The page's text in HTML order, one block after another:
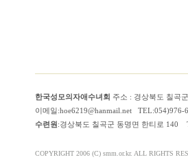
한국성모의자애수녀회 주소 : 경상북도 칠곡
이메일:hoe6219@hanmail.net
수련원:경상북도 칠곡군 동명면 한티로 140
COPYRIGHT 2006 (C) smm.or.kr. ALL RIGHTS